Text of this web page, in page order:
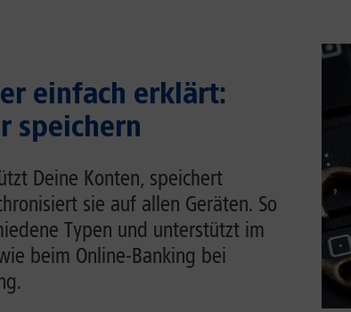
einfach erklärt:
speichern
Deine Konten, speichert
sie auf allen Geräten. So
Typen und unterstützt im
beim Online-Banking bei